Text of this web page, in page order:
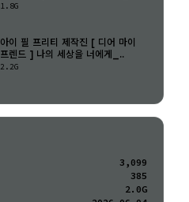
1.8G
아이 필 프리티 제작진 [ 디어 마이
프렌드 ] 나의 세상을 너에게_..
2.2G
3,099
385
2.0G